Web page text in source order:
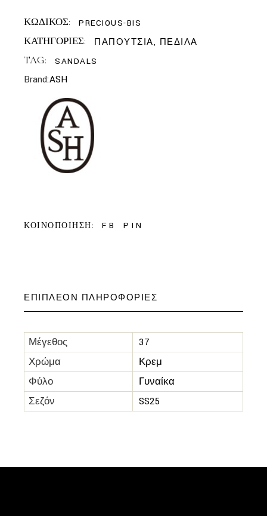
ΚΩΔΙΚΟΣ: PRECIOUS-BIS
ΚΑΤΗΓΟΡΙΕΣ: ΠΑΠΟΥΤΣΙΑ, ΠΕΔΙΛΑ
TAG: SANDALS
Brand:ASH
ΚΟΙΝΟΠΟΙΗΣΗ: FB PIN
ΕΠΙΠΛΈΟΝ ΠΛΗΡΟΦΟΡΊΕΣ
Μέγεθος
37
Χρώμα
Κρεμ
Φύλο
Γυναίκα
Σεζόν
SS25